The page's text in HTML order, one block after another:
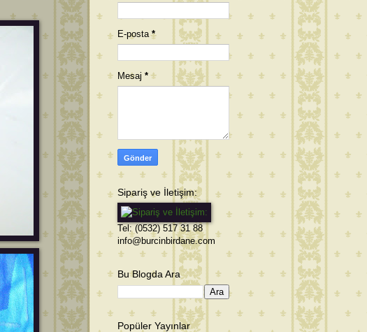
E-posta*
Mesaj *
Sipariş ve İletişim:
Tel: (0532) 517 31 88
info@burcinbirdane.com
Bu Blogda Ara
Popüler Yayınlar